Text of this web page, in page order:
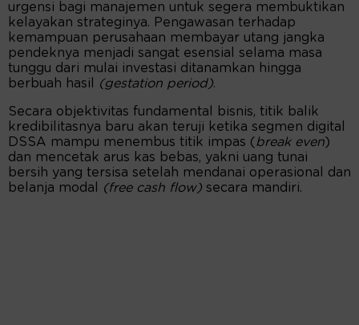
urgensi bagi manajemen untuk segera membuktikan
kelayakan strateginya. Pengawasan terhadap
kemampuan perusahaan membayar utang jangka
pendeknya menjadi sangat esensial selama masa
tunggu dari mulai investasi ditanamkan hingga
berbuah hasil
(gestation period).
Secara objektivitas fundamental bisnis, titik balik
kredibilitasnya baru akan teruji ketika segmen digital
DSSA mampu menembus titik impas ( break even)
dan mencetak arus kas bebas, yakni uang tunai
bersih yang tersisa setelah mendanai operasional dan
belanja modal
(free cash flow) secara mandiri.